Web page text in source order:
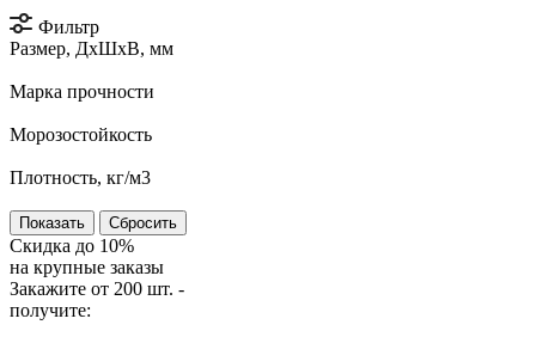
Фильтр
Размер, ДхШхВ, мм
Марка прочности
Морозостойкость
Плотность, кг/м3
Сбросить
Скидка до 10%
на крупные заказы
Закажите от 200 шт. -
получите: